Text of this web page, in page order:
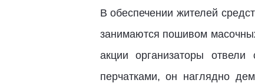
В обеспечении жителей
занимаются пошивом
акции организаторы
перчатками, он наглядно